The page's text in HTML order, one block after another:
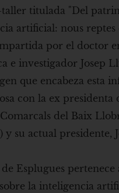
titulada "Del
artificial: nous reptes
por el doctor
e investigador Josep
que encabeza esta
con la ex presidenta
Comarcals del Baix
y su actual presidente,
Esplugues pertenece
la inteligencia